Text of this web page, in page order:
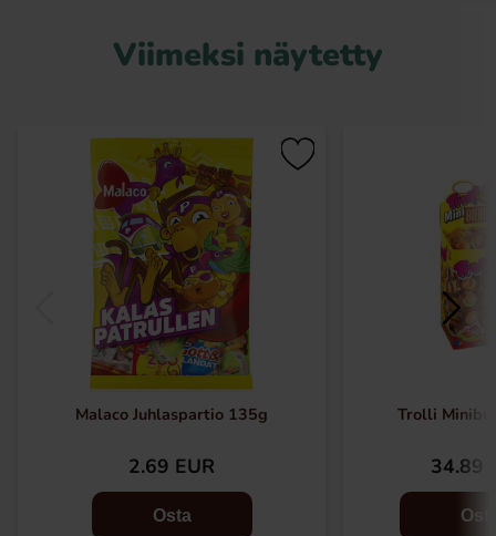
Viimeksi näytetty
Malaco Juhlaspartio 135g
2.69 EUR
Osta
Trolli
34.89